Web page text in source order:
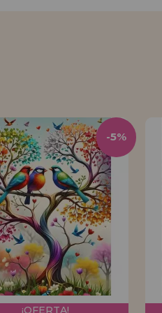
¡OFERTA!
-5%